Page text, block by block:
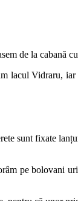
de la cabană
lacul Vidraru,
sunt fixate
pe